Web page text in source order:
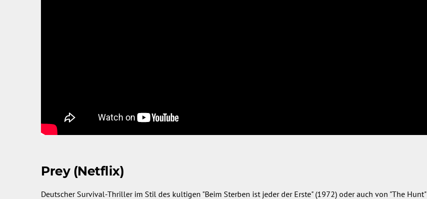
Prey (Netflix)
Deutscher Survival-Thriller im Stil des kultigen "Beim Sterben ist jeder der Erste" (1972) oder auch von "The Hunt"